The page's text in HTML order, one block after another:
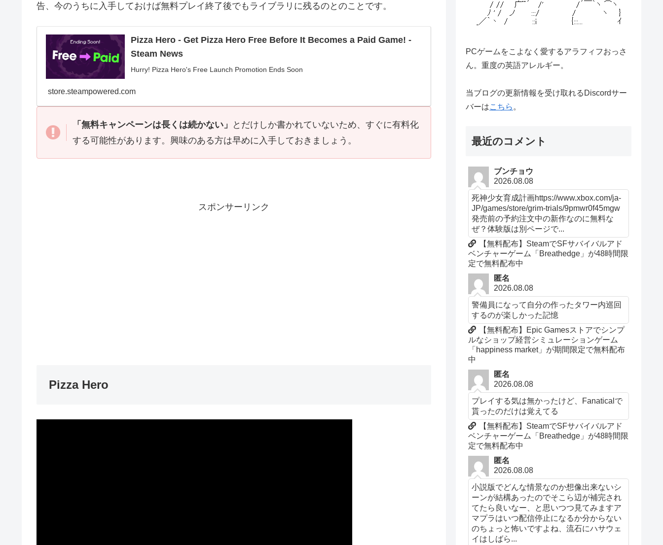
告、今のうちに入手しておけば無料プレイ終了後でもライブラリに残るのとのことです。
Pizza Hero - Get Pizza Hero Free Before It Becomes a Paid Game! -
Steam News
Hurry! Pizza Hero's Free Launch Promotion Ends Soon
store.steampowered.com
「無料キャンペーンは長くは続かない」
とだけしか書かれていないため、すぐに有料化
する可能性があります。興味のある方は早めに入手しておきましょう。
スポンサーリンク
Pizza Hero
PCゲームをこよなく愛するアラフィフおっさ
ん。重度の英語アレルギー。
当ブログの更新情報を受け取れるDiscordサー
バーはこちら 。
最近のコメント
ブンチョウ
2026.08.08
死神少女育成計画https://www.xbox.com/ja-
JP/games/store/grim-trials/9pmwr0f45mgw
発売前の予約注文中の新作なのに無料な
ぜ？体験版は別ページで...
【無料配布】SteamでSFサバイバルアド
ベンチャーゲーム「Breathedge」が48時間限
定で無料配布中
匿名
2026.08.08
警備員になって自分の作ったタワー内巡回
するのが楽しかった記憶
【無料配布】Epic Gamesストアでシンプ
ルなショップ経営シミュレーションゲーム
「happiness market」が期間限定で無料配布
中
匿名
2026.08.08
プレイする気は無かったけど、Fanaticalで
貰ったのだけは覚えてる
【無料配布】SteamでSFサバイバルアド
ベンチャーゲーム「Breathedge」が48時間限
定で無料配布中
匿名
2026.08.08
小説版でどんな情景なのか想像出来ないシ
ーンが結構あったのでそこら辺が補完され
てたら良いなー、と思いつつ見てみますア
マプラはいつ配信停止になるか分からない
のちょっと怖いですよね、流石にハサウェ
イはしばら...